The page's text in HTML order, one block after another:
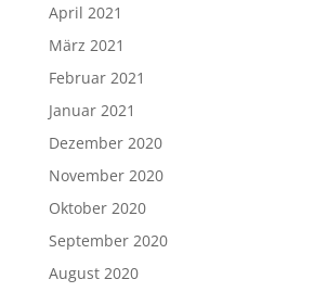
April 2021
März 2021
Februar 2021
Januar 2021
Dezember 2020
November 2020
Oktober 2020
September 2020
August 2020